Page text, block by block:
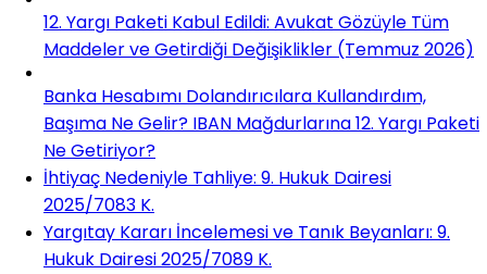
12. Yargı Paketi Kabul Edildi: Avukat Gözüyle Tüm
Maddeler ve Getirdiği Değişiklikler (Temmuz 2026)
Banka Hesabımı Dolandırıcılara Kullandırdım,
Başıma Ne Gelir? IBAN Mağdurlarına 12. Yargı Paketi
Ne Getiriyor?
İhtiyaç Nedeniyle Tahliye: 9. Hukuk Dairesi
2025/7083 K.
Yargıtay Kararı İncelemesi ve Tanık Beyanları: 9.
Hukuk Dairesi 2025/7089 K.